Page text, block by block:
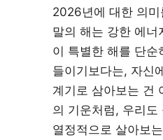
2026년에 대한 의
말의 해는 강한 에너
이 특별한 해를 단
들이기보다는, 자신
계기로 삼아보는 건
의 기운처럼, 우리도
열정적으로 살아보